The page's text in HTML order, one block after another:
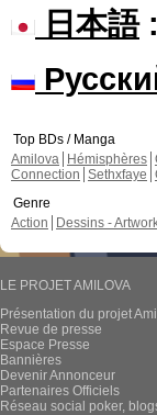
日本語:
Top BDs / Manga
Amilova
Hémisphères
Connection Sethxfaye
Genre
Action
Dessins -
LE PROJET AMILOVA
Présentation du projet
Revue de presse
Espace Presse
Bannières
Devenir Annonceur
Partenaires Officiels
Réseau social poker,